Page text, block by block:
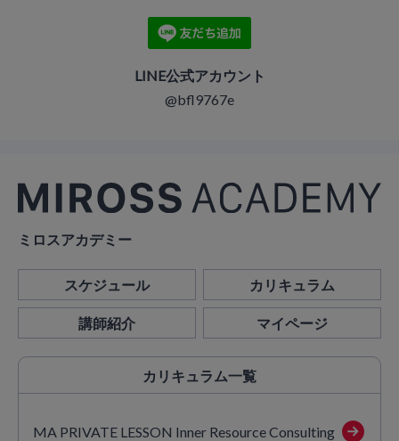
LINE公式アカウント
@bfl9767e
ミロスアカデミー
スケジュール カリキュラム
講師紹介 マイページ
カリキュラム一覧
MA PRIVATE LESSON Inner Resource Consulting